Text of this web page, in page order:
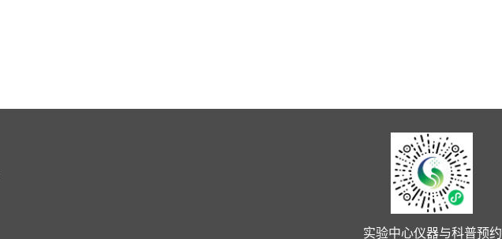
实验中心仪器与科普预约